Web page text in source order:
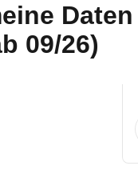
09/26)